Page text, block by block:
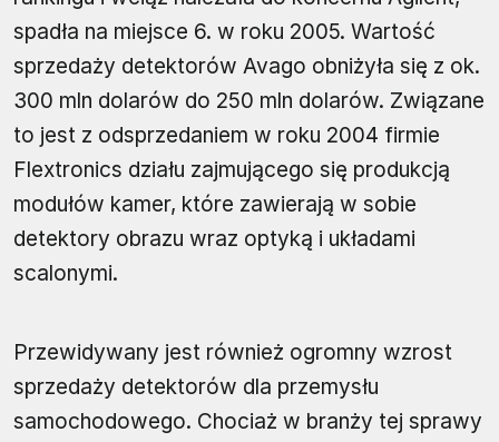
spadła na miejsce 6. w roku 2005. Wartość
sprzedaży detektorów Avago obniżyła się z ok.
300 mln dolarów do 250 mln dolarów. Związane
to jest z odsprzedaniem w roku 2004 firmie
Flextronics działu zajmującego się produkcją
modułów kamer, które zawierają w sobie
detektory obrazu wraz optyką i układami
scalonymi.
Przewidywany jest również ogromny wzrost
sprzedaży detektorów dla przemysłu
samochodowego. Chociaż w branży tej sprawy